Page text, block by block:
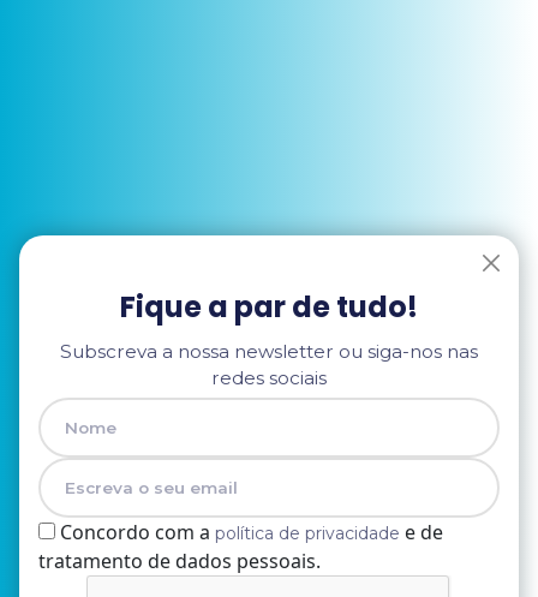
Fique a par de tudo!
Subscreva a nossa newsletter ou siga-nos nas
redes sociais
Nome
E-mail
Concordo com a política de privacidade e de
tratamento de dados pessoais.